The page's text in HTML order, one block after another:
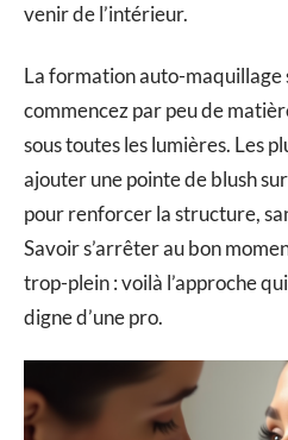
venir de l’intérieur.
La formation auto-maquillage
commencez par peu de
sous toutes les lumières. Les
ajouter une pointe de blush
pour renforcer la structure,
Savoir s’arrêter au bon
trop-plein : voilà l’approche
digne d’une pro.